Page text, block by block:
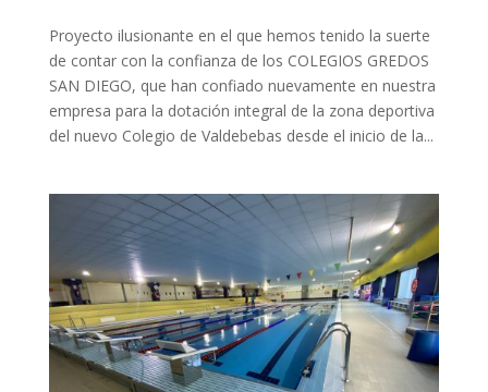
Proyecto ilusionante en el que hemos tenido la suerte
de contar con la confianza de los COLEGIOS GREDOS
SAN DIEGO, que han confiado nuevamente en nuestra
empresa para la dotación integral de la zona deportiva
del nuevo Colegio de Valdebebas desde el inicio de la...